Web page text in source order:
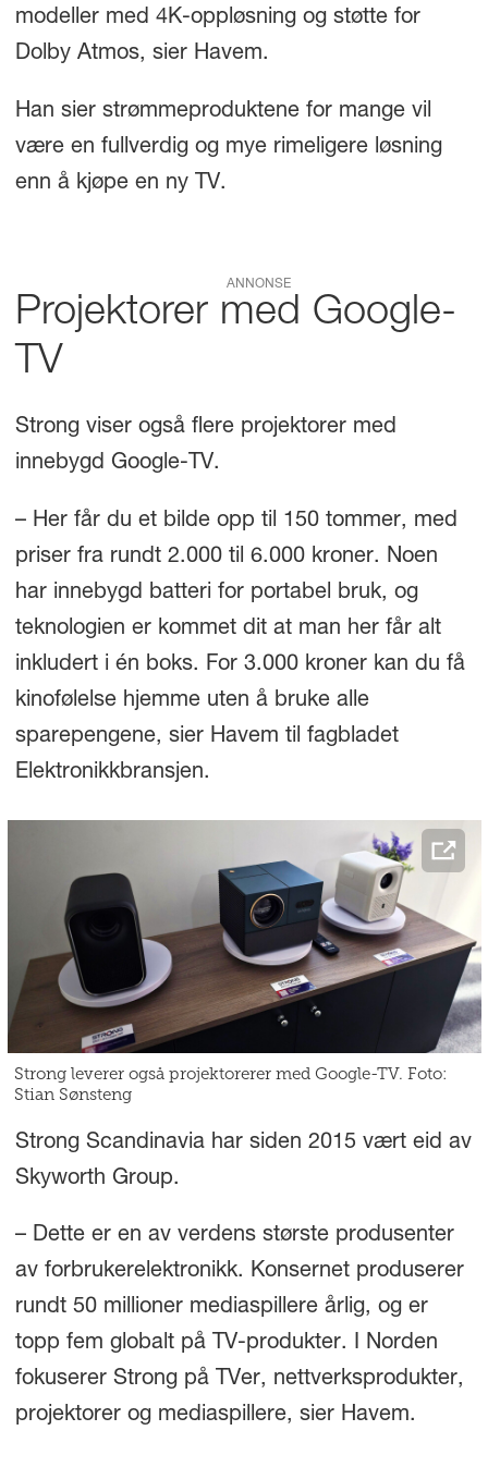
modeller med 4K-oppløsning og støtte for
Dolby Atmos, sier Havem.
Han sier strømmeproduktene for mange vil
være en fullverdig og mye rimeligere løsning
enn å kjøpe en ny TV.
ANNONSE
Projektorer med Google-
TV
Strong viser også flere projektorer med
innebygd Google-TV.
– Her får du et bilde opp til 150 tommer, med
priser fra rundt 2.000 til 6.000 kroner. Noen
har innebygd batteri for portabel bruk, og
teknologien er kommet dit at man her får alt
inkludert i én boks. For 3.000 kroner kan du få
kinofølelse hjemme uten å bruke alle
sparepengene, sier Havem til fagbladet
Elektronikkbransjen.
Strong leverer også projektorerer med Google-TV. Foto:
Stian Sønsteng
Strong Scandinavia har siden 2015 vært eid av
Skyworth Group.
– Dette er en av verdens største produsenter
av forbrukerelektronikk. Konsernet produserer
rundt 50 millioner mediaspillere årlig, og er
topp fem globalt på TV-produkter. I Norden
fokuserer Strong på TVer, nettverksprodukter,
projektorer og mediaspillere, sier Havem.